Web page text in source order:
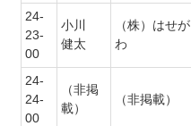
24-
23-
00
小川
健太
（株）はせが
わ
24-
24-
00
（非掲
載）
（非掲載）